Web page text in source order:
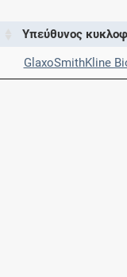
Υπεύθυνος
GlaxoSmithKline